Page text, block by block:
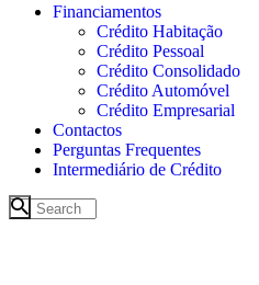
Financiamentos
Crédito Habitação
Crédito Pessoal
Crédito Consolidado
Crédito Automóvel
Crédito Empresarial
Contactos
Perguntas Frequentes
Intermediário de Crédito